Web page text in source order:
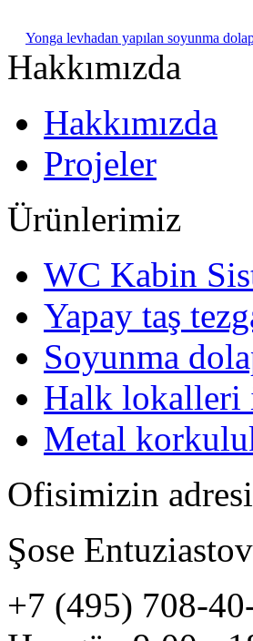
Yonga levhadan yapılan soyunma
Hakkımızda
Hakkımızda
Projeler
Ürünlerimiz
WC Kabin
Yapay taş
Soyunma
Halk lokalleri
Metal
Ofisimizin
Şose
+7 (495) 708-